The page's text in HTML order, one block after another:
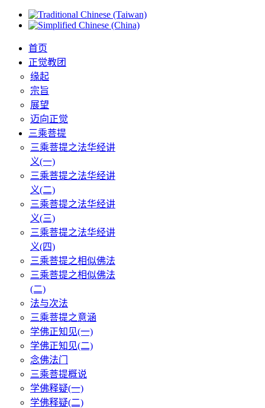
首页
正觉教团
缘起
宗旨
展望
迈向正觉
三乘菩提
三乘菩提之法华经讲
义(一)
三乘菩提之法华经讲
义(二)
三乘菩提之法华经讲
义(三)
三乘菩提之法华经讲
义(四)
三乘菩提之相似佛法
三乘菩提之相似佛法
(二)
法与次法
三乘菩提之意涵
学佛正知见(一)
学佛正知见(二)
念佛法门
三乘菩提概说
学佛释疑(一)
学佛释疑(二)